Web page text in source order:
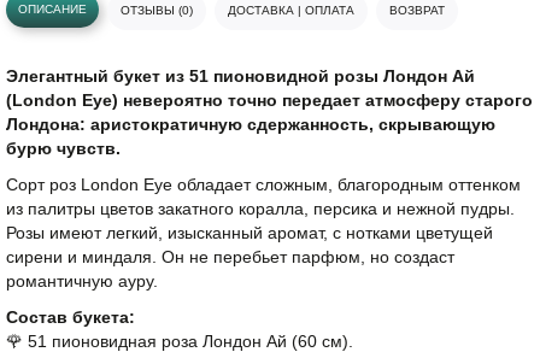
ОПИСАНИЕ ОТЗЫВЫ (0) ДОСТАВКА | ОПЛАТА ВОЗВРАТ
Элегантный букет из 51 пионовидной розы Лондон Ай
(London Eye) невероятно точно передает атмосферу старого
Лондона: аристократичную сдержанность, скрывающую
бурю чувств.
Сорт роз London Eye обладает сложным, благородным оттенком
из палитры цветов закатного коралла, персика и нежной пудры.
Розы имеют легкий, изысканный аромат, с нотками цветущей
сирени и миндаля. Он не перебьет парфюм, но создаст
романтичную ауру.
Состав букета:
🌹 51 пионовидная роза Лондон Ай (60 см).